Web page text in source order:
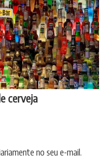
cerveja
no seu e-mail.